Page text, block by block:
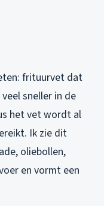
frituurvet dat
sneller in de
het vet wordt al
Ik zie dit
oliebollen,
en vormt een